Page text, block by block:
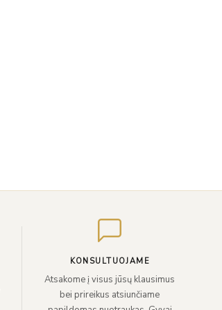
KONSULTUOJAME
Atsakome į visus jūsų klausimus
bei prireikus atsiunčiame